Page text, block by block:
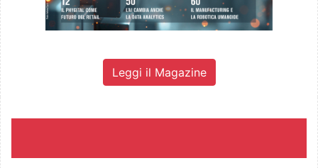
Leggi il Magazine